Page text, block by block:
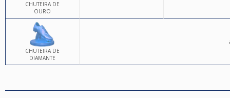
CHUTEIRA DE
OURO
CHUTEIRA DE
DIAMANTE